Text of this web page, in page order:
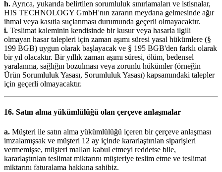
h. Ayrıca, yukarıda belirtilen sorumluluk sınırlamaları ve istisnalar,
HIS TECHNOLOGY GmbH'nın zararın meydana gelmesinde ağır
ihmal veya kasıtla suçlanması durumunda geçerli olmayacaktır.
i. Teslimat kaleminin kendisinde bir kusur veya hasarla ilgili
olmayan hasar talepleri için zaman aşımı süresi yasal hükümlere (§
199 BGB) uygun olarak başlayacak ve § 195 BGB'den farklı olarak
bir yıl olacaktır. Bir yıllık zaman aşımı süresi, ölüm, bedensel
yaralanma, sağlığın bozulması veya zorunlu hükümler (örneğin
Ürün Sorumluluk Yasası, Sorumluluk Yasası) kapsamındaki talepler
için geçerli olmayacaktır.
16. Satın alma yükümlülüğü olan çerçeve anlaşmalar
a. Müşteri ile satın alma yükümlülüğü içeren bir çerçeve anlaşması
imzalamışsak ve müşteri 12 ay içinde kararlaştırılan siparişleri
vermemişse, müşteri malları kabul etmeyi reddetse bile,
kararlaştırılan teslimat miktarını müşteriye teslim etme ve teslimat
miktarını faturalama hakkına sahibiz.